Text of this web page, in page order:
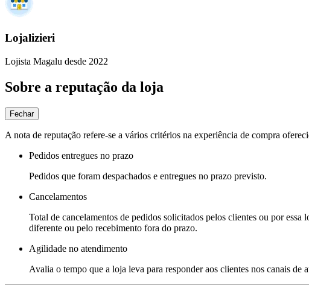
Lojalizieri
Lojista Magalu desde 2022
Sobre a reputação da loja
Fechar
A nota de reputação refere-se a vários critérios na experiência de compra
Pedidos entregues no prazo
Pedidos que foram despachados e entregues no prazo previsto.
Cancelamentos
Total de cancelamentos de pedidos solicitados pelos clientes ou por
diferente ou pelo recebimento fora do prazo.
Agilidade no atendimento
Avalia o tempo que a loja leva para responder aos clientes nos canais